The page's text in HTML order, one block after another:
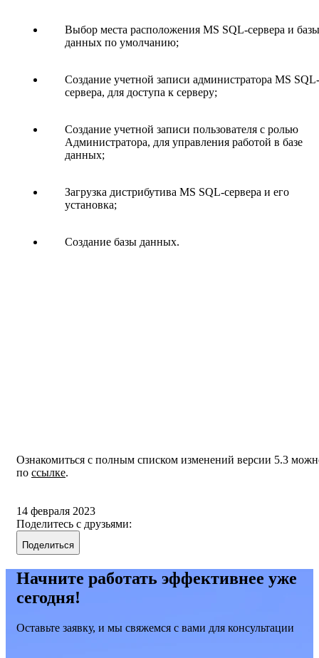
Выбор места расположения MS SQL-сервера и базы
данных по умолчанию;
Создание учетной записи администратора MS SQL-
сервера, для доступа к серверу;
Создание учетной записи пользователя с ролью
Администратора, для управления работой в базе
данных;
Загрузка дистрибутива MS SQL-сервера и его
установка;
Создание базы данных.
Ознакомиться с полным списком изменений версии 5.3
по ссылке.
14 февраля 2023
Поделитесь с друзьями:
Поделиться
Начните работать эффективнее уже
сегодня!
Оставьте заявку, и мы свяжемся с вами для консультации